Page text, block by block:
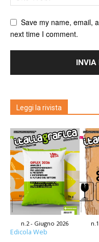
Save my name, email,
next time I comment.
Leggi la rivista
n.2 - Giugno 2026
Edicola Web